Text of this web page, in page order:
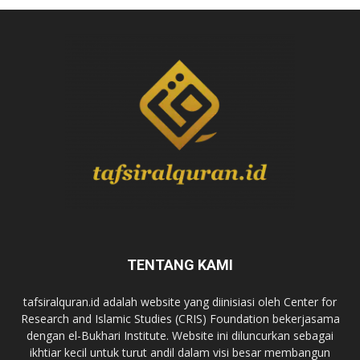
TENTANG KAMI
tafsiralquran.id adalah website yang diinisiasi oleh Center for
Research and Islamic Studies (CRIS) Foundation bekerjasama
dengan el-Bukhari Institute. Website ini diluncurkan sebagai
ikhtiar kecil untuk turut andil dalam visi besar membangun